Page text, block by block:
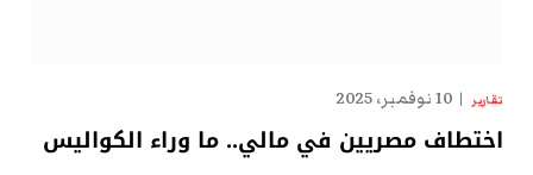
تقارير 10 نوفمبر، 2025
اختطاف مصريين في مالي.. ما وراء الكواليس